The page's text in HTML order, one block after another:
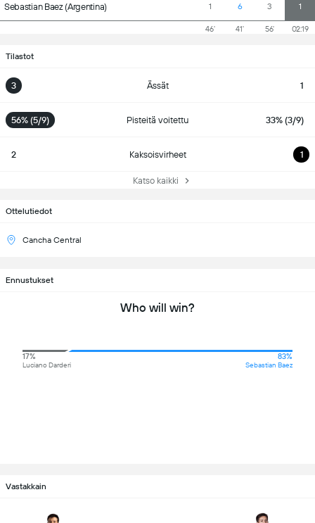
Sebastian Baez (Argentina) 1 6 3 1
46' 41' 56' 02:19
Tilastot
3 Ässät 1
56% (5/9) Pisteitä voitettu 33% (3/9)
2 Kaksoisvirheet 1
Katso kaikki
Ottelutiedot
Cancha Central
Ennustukset
Who will win?
17%
Luciano Darderi
83%
Sebastian Baez
Vastakkain